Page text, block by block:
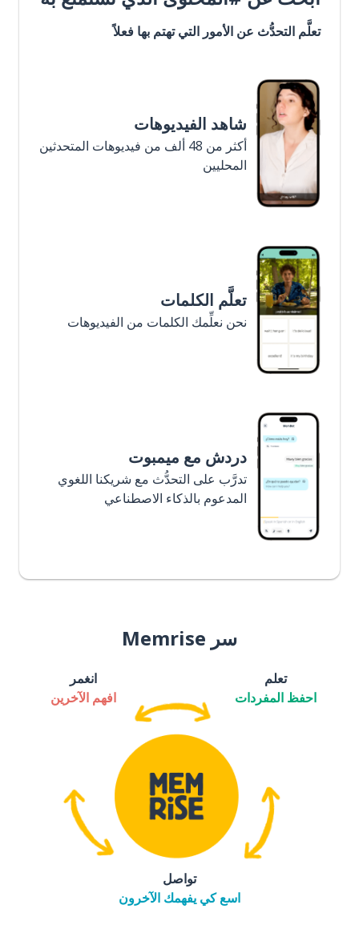
تعلَّم التحدُّث عن الأمور التي تهتم بها فعلاً
شاهد الفيديوهات
أكثر من 48 ألف من فيديوهات المتحدثين
المحليين
تعلَّم الكلمات
نحن نعلِّمك الكلمات من الفيديوهات
دردش مع ميمبوت
تدرَّب على التحدُّث مع شريكنا اللغوي
المدعوم بالذكاء الاصطناعي
سر Memrise
تعلم
احفظ المفردات
انغمر
افهم الآخرين
تواصل
اسع كي يفهمك الآخرون